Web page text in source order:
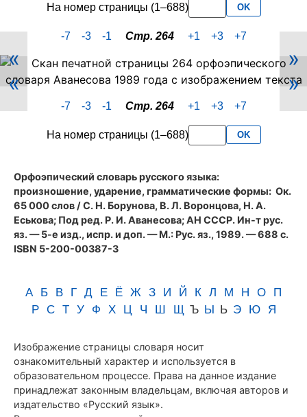
На номер страницы (1–688) OK
-7 -3 -1 Стр. 264 +1 +3 +7
Скан
PDF-
страницы
264
Аванесова
«
»
«
»
-7 -3 -1 Стр. 264 +1 +3 +7
На номер страницы (1–688) OK
Орфоэпический словарь русского языка:
произношение, ударение, грамматические формы: Ок.
65 000 слов / С. Н. Борунова, В. Л. Воронцова, Н. А.
Еськова; Под ред. Р. И. Аванесова; АН СССР. Ин-т рус.
яз. — 5-е изд., испр. и доп. — М.: Рус. яз., 1989. — 688 с.
ISBN 5-200-00387-3
А Б В Г Д Е Ё Ж З И Й К Л М Н О П
Р С Т У Ф Х Ц Ч Ш Щ Ъ Ы Ь Э Ю Я
Изображение страницы словаря носит
ознакомительный характер и используется в
образовательном процессе. Права на данное издание
принадлежат законным владельцам, включая авторов и
издательство «Русский язык».